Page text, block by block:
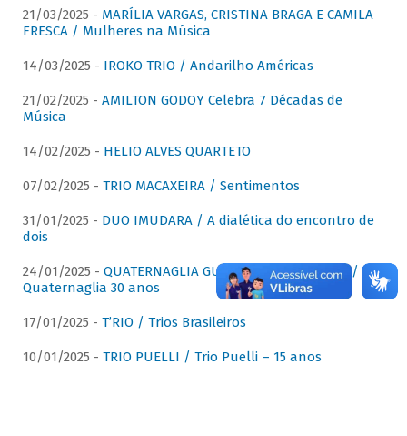
21/03/2025 - MARÍLIA VARGAS, CRISTINA BRAGA E CAMILA
FRESCA / Mulheres na Música
14/03/2025 - IROKO TRIO / Andarilho Américas
21/02/2025 - AMILTON GODOY Celebra 7 Décadas de
Música
14/02/2025 - HELIO ALVES QUARTETO
07/02/2025 - TRIO MACAXEIRA / Sentimentos
31/01/2025 - DUO IMUDARA / A dialética do encontro de
dois
24/01/2025 - QUATERNAGLIA GUITAR QUARTET (QGQ) /
Quaternaglia 30 anos
17/01/2025 - T’RIO / Trios Brasileiros
10/01/2025 - TRIO PUELLI / Trio Puelli – 15 anos